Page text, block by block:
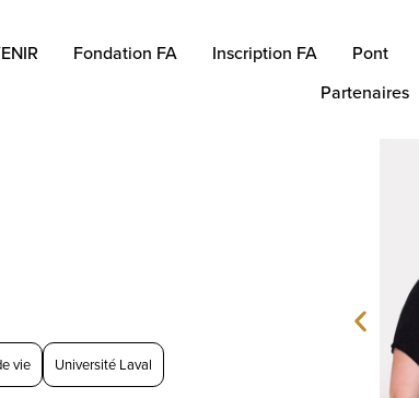
Fondation FA Inscription FA Pont
Partenaires
vie Université Laval